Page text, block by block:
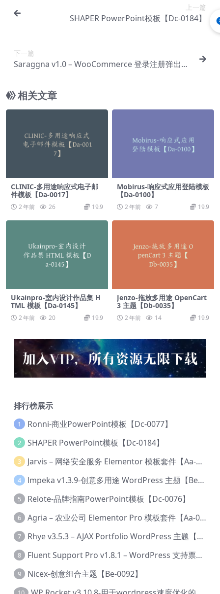
上一篇
SHAPER PowerPoint模板【Dc-0184】
下一篇
Saraggna v1.0 – WooCommerce 登录注册弹出插
相关文章
CLINIC-多用途响应式电子邮
件模板【Da-0017】
2 年前 26 19.9
Mobirus-响应式应用登陆模板
【Da-0100】
2 年前 7 19.9
Ukainpro-室内设计作品集 H
TML 模板【Da-0145】
2 年前 20 19.9
Jenzo-拖放多用途 OpenCart
3 主题【Db-0035】
2 年前 14 19.9
排行榜展示
1 Ronni-商业PowerPoint模板【Dc-0077】
2 SHAPER PowerPoint模板【Dc-0184】
3 Jarvis – 网络安全服务 Elementor 模板套件【Aa-0035】
4 lmpeka v1.3.9-创意多用途 WordPress 主题【Be-0064】
5 Relote-品牌指南PowerPoint模板【Dc-0076】
6 Agria – 农业公司 Elementor Pro 模板套件【Aa-0003】
7 Rhye v3.5.3 – AJAX Portfolio WordPress 主题【Bi-0049】
8 Fluent Support Pro v1.8.1 – WordPress 支持票务系统【Cc-0041】
9 Nicex-创意组合主题【Be-0092】